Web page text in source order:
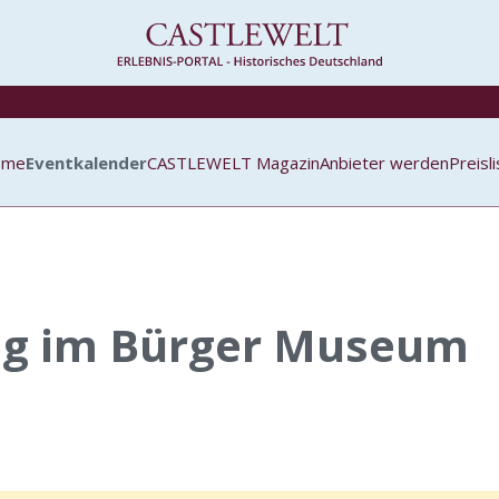
EventkalenderCASTLEWELT MagazinAnbieter werden
im Bürger Museum